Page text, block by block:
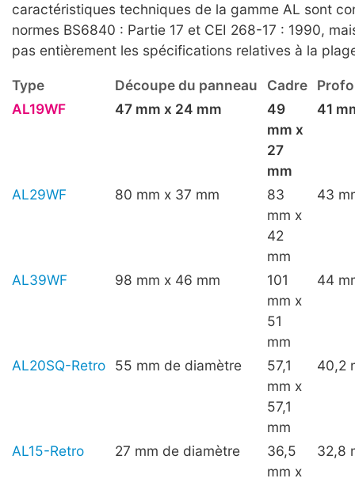
caractéristiques techniques de la gamme AL sont
normes BS6840 : Partie 17 et CEI 268-17 : 1990,
pas entièrement les spécifications relatives à la
Type Découpe du panneau Cadre
AL19WF
47 mm x 24 mm
49
mm x
27
mm
41
AL29WF 80 mm x 37 mm
83
mm x
42
mm
43
AL39WF 98 mm x 46 mm
101
mm x
51
mm
44
AL20SQ-Retro 55 mm de diamètre
57,1
mm x
57,1
mm
40,2
AL15-Retro 27 mm de diamètre
36,5
mm x
32,8